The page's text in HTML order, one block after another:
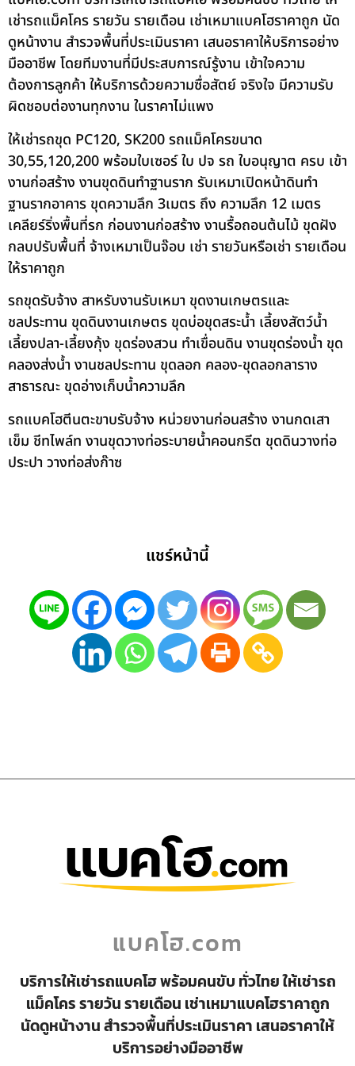
เช่ารถแม็คโคร รายวัน รายเดือน เช่าเหมาแบคโฮราคาถูก นัด
ดูหน้างาน สำรวจพื้นที่ประเมินราคา เสนอราคาให้บริการอย่าง
มืออาชีพ โดยทีมงานที่มีประสบการณ์รู้งาน เข้าใจความ
ต้องการลูกค้า ให้บริการด้วยความซื่อสัตย์ จริงใจ มีความรับ
ผิดชอบต่องานทุกงาน ในราคาไม่แพง
ให้เช่ารถขุด PC120, SK200 รถแม็คโครขนาด
30,55,120,200 พร้อมใบเซอร์ ใบ ปจ รถ ใบอนุญาต ครบ เข้า
งานก่อสร้าง งานขุดดินทำฐานราก รับเหมาเปิดหน้าดินทำ
ฐานรากอาคาร ขุดความลึก 3เมตร ถึง ความลึก 12 เมตร
เคลียร์ริ่งพื้นที่รก ก่อนงานก่อสร้าง งานรื้อถอนต้นไม้ ขุดฝัง
กลบปรับพื้นที่ จ้างเหมาเป็นจ๊อบ เช่า รายวันหรือเช่า รายเดือน
ให้ราคาถูก
รถขุดรับจ้าง สาหรับงานรับเหมา ขุดงานเกษตรและ
ชลประทาน ขุดดินงานเกษตร ขุดบ่อขุดสระน้ำ เลี้ยงสัตว์น้ำ
เลี้ยงปลา-เลี้ยงกุ้ง ขุดร่องสวน ทำเขื่อนดิน งานขุดร่องน้ำ ขุด
คลองส่งน้ำ งานชลประทาน ขุดลอก คลอง-ขุดลอกลาราง
สาธารณะ ขุดอ่างเก็บน้ำความลึก
รถแบคโฮตีนตะขาบรับจ้าง หน่วยงานก่อนสร้าง งานกดเสา
เข็ม ชีทไพล์ท งานขุดวางท่อระบายน้ำคอนกรีต ขุดดินวางท่อ
ประปา วางท่อส่งก๊าซ
แชร์หน้านี้
แบคโฮ.com
บริการให้เช่ารถแบคโฮ พร้อมคนขับ ทั่วไทย ให้เช่ารถ
แม็คโคร รายวัน รายเดือน เช่าเหมาแบคโฮราคาถูก
นัดดูหน้างาน สำรวจพื้นที่ประเมินราคา เสนอราคาให้
บริการอย่างมืออาชีพ